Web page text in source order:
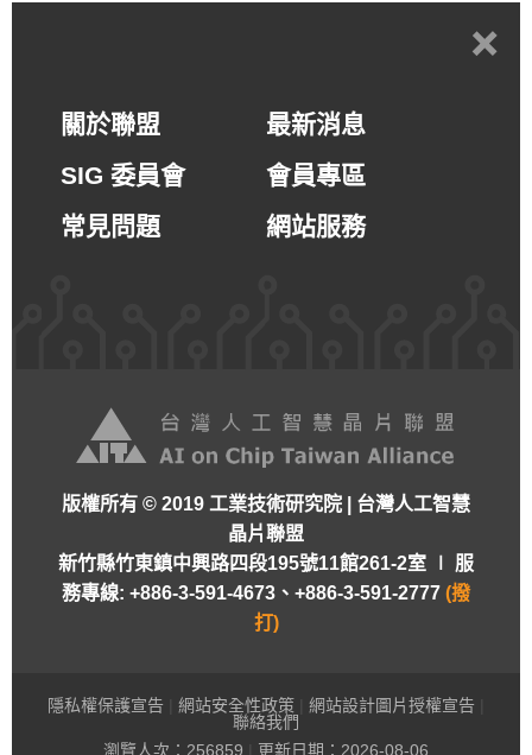
+
關於聯盟
最新消息
SIG 委員會
會員專區
常見問題
網站服務
版權所有 © 2019 工業技術研究院 | 台灣人工智慧
晶片聯盟
新竹縣竹東鎮中興路四段195號11館261-2室 ∣ 服
務專線: +886-3-591-4673、+886-3-591-2777 (撥
打)
隱私權保護宣告 網站安全性政策 網站設計圖片授權宣告
聯絡我們
瀏覽人次： 256859 更新日期：2026-08-06